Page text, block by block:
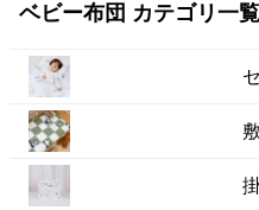
ベビー布団 カテゴリ一覧